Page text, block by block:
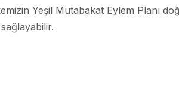
Yeşil Mutabakat Eylem Planı